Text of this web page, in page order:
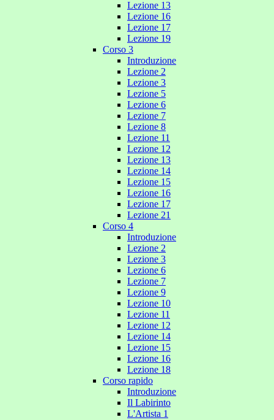
Lezione 13
Lezione 16
Lezione 17
Lezione 19
Corso 3
Introduzione
Lezione 2
Lezione 3
Lezione 5
Lezione 6
Lezione 7
Lezione 8
Lezione 11
Lezione 12
Lezione 13
Lezione 14
Lezione 15
Lezione 16
Lezione 17
Lezione 21
Corso 4
Introduzione
Lezione 2
Lezione 3
Lezione 6
Lezione 7
Lezione 9
Lezione 10
Lezione 11
Lezione 12
Lezione 14
Lezione 15
Lezione 16
Lezione 18
Corso rapido
Introduzione
Il Labirinto
L'Artista 1